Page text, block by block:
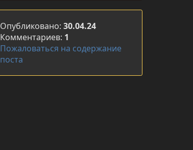
Опубликовано: 30.04.24
Комментариев: 1
Пожаловаться на содержание
поста